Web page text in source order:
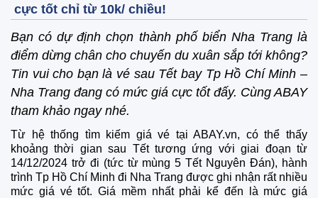
cực tốt chỉ từ 10k/ chiều!
Bạn có dự định chọn thành phố biển Nha Trang là
điểm dừng chân cho chuyến du xuân sắp tới không?
Tin vui cho bạn là vé sau Tết bay Tp Hồ Chí Minh –
Nha Trang đang có mức giá cực tốt đấy. Cùng ABAY
tham khảo ngay nhé.
Từ hệ thống tìm kiếm giá vé tại ABAY.vn, có thể thấy
khoảng thời gian sau Tết tương ứng với giai đoạn từ
14/12/2024 trở đi (tức từ mùng 5 Tết Nguyên Đán), hành
trình Tp Hồ Chí Minh đi Nha Trang được ghi nhận rất nhiều
mức giá vé tốt. Giá mềm nhất phải kể đến là mức giá